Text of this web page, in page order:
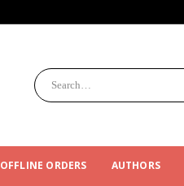
OFFLINE ORDERS AUTHORS